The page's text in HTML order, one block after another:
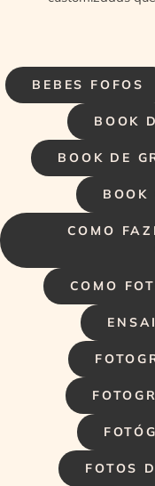
BEBES FOFOS
BOOK
BOOK DE
BOOK
COMO
COMO
FOTOS